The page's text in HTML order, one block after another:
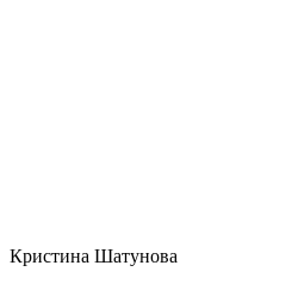
Кристина Шатунова